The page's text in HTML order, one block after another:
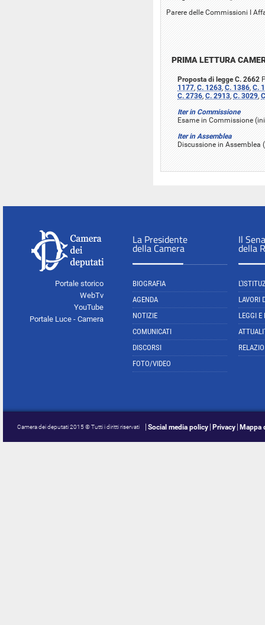
Parere delle Commissioni I
PRIMA LETTURA
Proposta di legge C. 2662
1177, C. 1263, C. 1386, C.
C. 2736, C. 2913, C. 3029,
Iter in Commissione
Esame in Commissione
Iter in Assemblea
Discussione in
Portale storico
WebTv
YouTube
Portale Luce - Camera
La Presidente
della Camera
BIOGRAFIA
AGENDA
NOTIZIE
COMUNICATI
DISCORSI
FOTO/VIDEO
Il
della
LAVORI
LEGGI E
Camera dei deputati 2015 © Tutti i diritti riservati Social media policy Privacy Mappa